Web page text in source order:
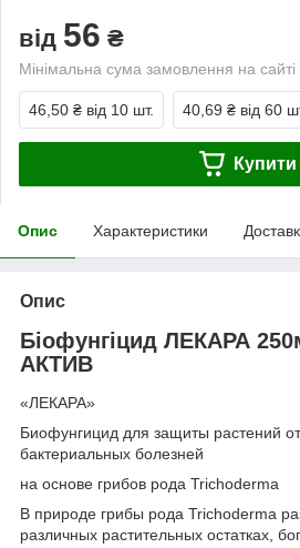
від 56 ₴
Мінімальна сума замовлення на
46,50 ₴ від 10 шт. 40,69 ₴ від 60
Купити
Опис Характеристики
Опис
Біофунгіцид ЛЕКАРА
АКТИВ
«ЛЕКАРА»
Биофунгицид для защиты растений
бактериальных болезней
на основе грибов рода Trichoderma
В природе грибы рода Trichoderma
различных растительных остатках,